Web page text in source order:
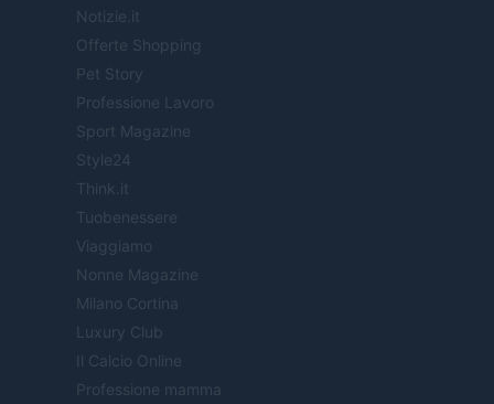
Notizie.it
Offerte Shopping
Pet Story
Professione Lavoro
Sport Magazine
Style24
Think.it
Tuobenessere
Viaggiamo
Nonne Magazine
Milano Cortina
Luxury Club
Il Calcio Online
Professione mamma